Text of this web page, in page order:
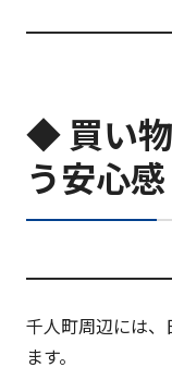
◆ 買い
う安心感
千人町周辺には、
ます。